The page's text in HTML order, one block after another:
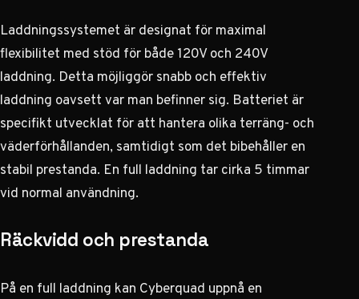
Laddningssystemet är designat för maximal
flexibilitet med stöd för både 120V och 240V
laddning. Detta möjliggör snabb och effektiv
laddning oavsett var man befinner sig. Batteriet är
specifikt utvecklat för att hantera olika terräng- och
väderförhållanden, samtidigt som det bibehåller en
stabil prestanda. En full laddning tar cirka 5 timmar
vid normal användning.
Räckvidd och prestanda
På en full laddning kan Cyberquad uppnå en